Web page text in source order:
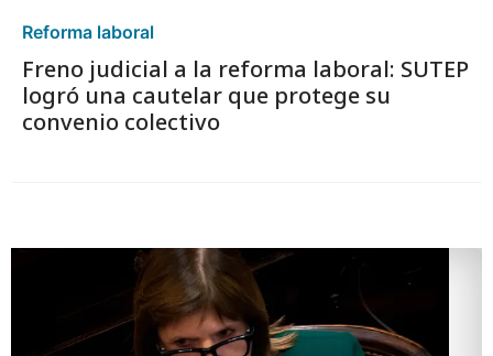
Reforma laboral
Freno judicial a la reforma laboral: SUTEP
logró una cautelar que protege su
convenio colectivo